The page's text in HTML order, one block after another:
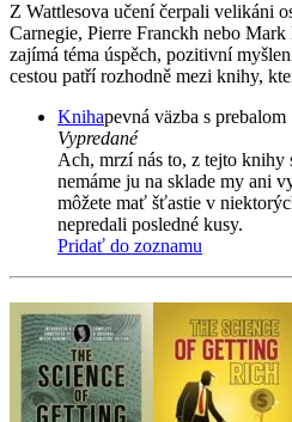
Z Wattlesova učení čerpali velikáni
Carnegie, Pierre Franckh nebo
zajímá téma úspěch, pozitivní
cestou patří rozhodně mezi knihy,
Knihapevná väzba s prebalom
Vypredané
Ach, mrzí nás to, z tejto knihy
nemáme ju na sklade my ani
môžete mať šťastie v
nepredali posledné kusy.
Pridať do zoznamu